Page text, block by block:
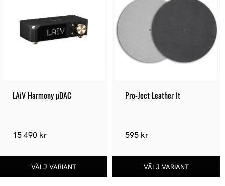
LAiV Harmony µDAC
15 490 kr
Pro-Ject Leather It
595 kr